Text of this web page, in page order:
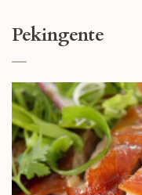
Pekingente